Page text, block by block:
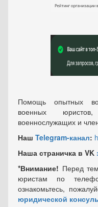
Помощь опытных
военных юристов,
военнослужащих и
Наш Telegram-канал:
Наша страничка в VK
*Внимание! Перед
юристам по
ознакомьтесь,
юридической